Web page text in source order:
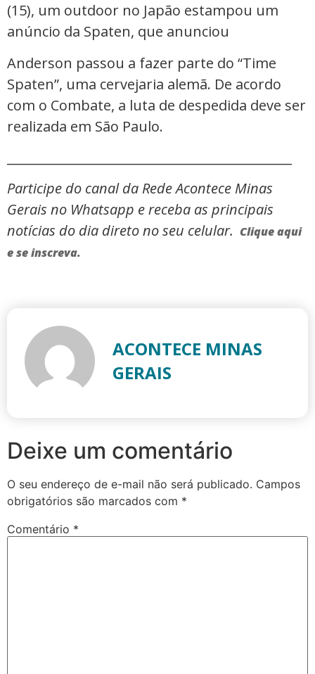
(15), um outdoor no Japão estampou um
anúncio da Spaten, que anunciou
Anderson passou a fazer parte do “Time
Spaten”, uma cervejaria alemã. De acordo
com o Combate, a luta de despedida deve ser
realizada em São Paulo.
Participe do canal da Rede Acontece Minas
Gerais no Whatsapp e receba as principais
notícias do dia direto no seu celular. Clique aqui
e se inscreva.
ACONTECE MINAS
GERAIS
Deixe um comentário
O seu endereço de e-mail não será publicado. Campos
obrigatórios são marcados com *
Comentário *